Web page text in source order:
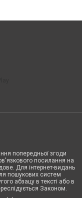
попередньої згоди
посилання на
Для інтернет-видань
пошукових систем
абзацу в тексті або в
Законом.